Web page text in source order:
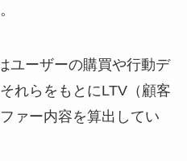
ユーザーの購買や行動デ
れらをもとにLTV（顧客
ァー内容を算出してい